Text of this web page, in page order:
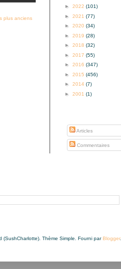
plus anciens
► 2022 (101)
► 2021 (77)
► 2020 (34)
► 2019 (28)
► 2018 (32)
► 2017 (55)
► 2016 (347)
► 2015 (456)
► 2014 (7)
► 2001 (1)
Articles
Commentaires
Thème Simple. Fourni parBlogger.